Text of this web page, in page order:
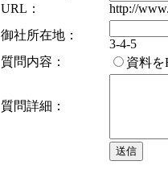
URL：
http://
御社所在地：
3-4-5
質問内容：
資料
質問詳細：